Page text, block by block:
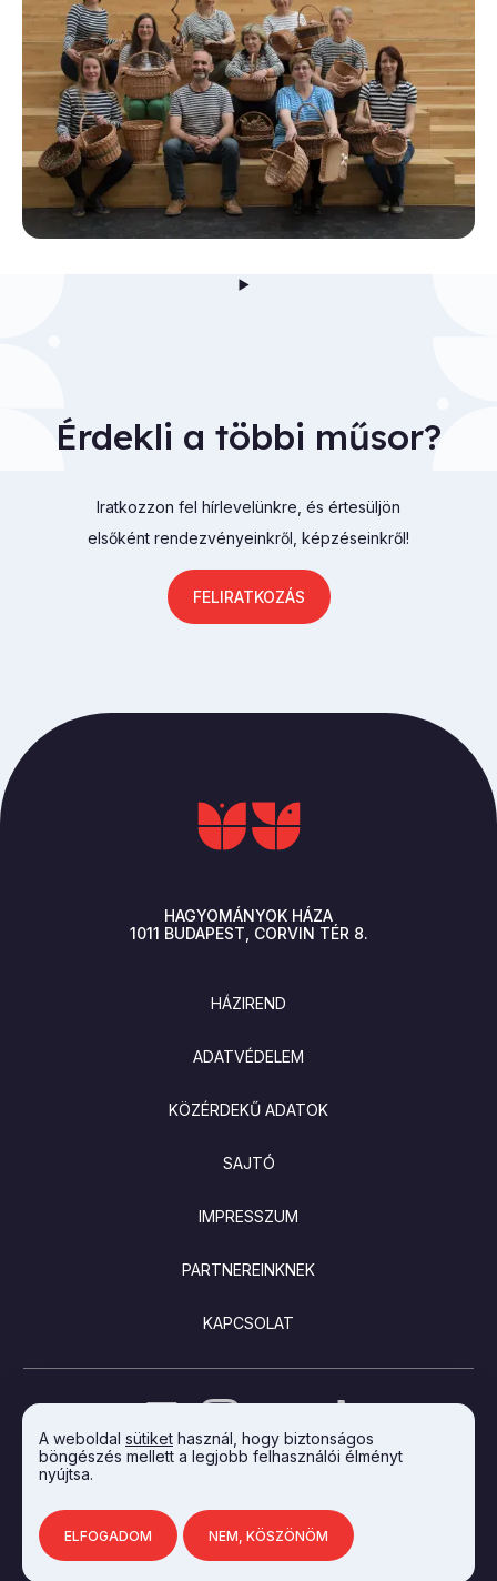
A weboldal sütiket használ, hogy biztonságos
böngészés mellett a legjobb felhasználói élményt
nyújtsa.
ELFOGADOM NEM, KÖSZÖNÖM
Érdekli a többi műsor?
Iratkozzon fel hírlevelünkre, és értesüljön
elsőként rendezvényeinkről, képzéseinkről!
FELIRATKOZÁS
HAGYOMÁNYOK HÁZA
1011 BUDAPEST CORVIN TÉR 8.
HÁZIREND
ADATVÉDELEM
KÖZÉRDEKŰ ADATOK
SAJTÓ
IMPRESSZUM
PARTNEREINKNEK
KAPCSOLAT
AZ INTEGRAL VISION FEJLESZTETTE